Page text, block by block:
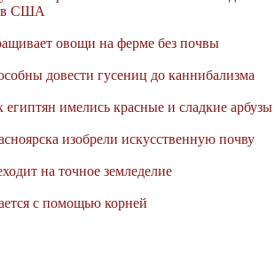
в США
овощи на ферме без почвы
довести гусениц до каннибализма
имелись красные и сладкие арбузы
изобрели искусственную почву
на точное земледелие
с помощью корней